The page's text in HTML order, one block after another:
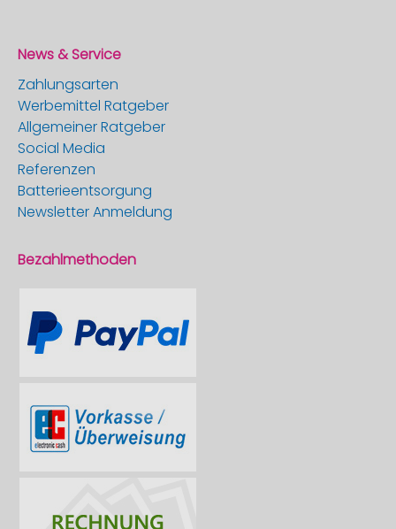
News & Service
Zahlungsarten
Werbemittel Ratgeber
Allgemeiner Ratgeber
Social Media
Referenzen
Batterieentsorgung
Newsletter Anmeldung
Bezahlmethoden